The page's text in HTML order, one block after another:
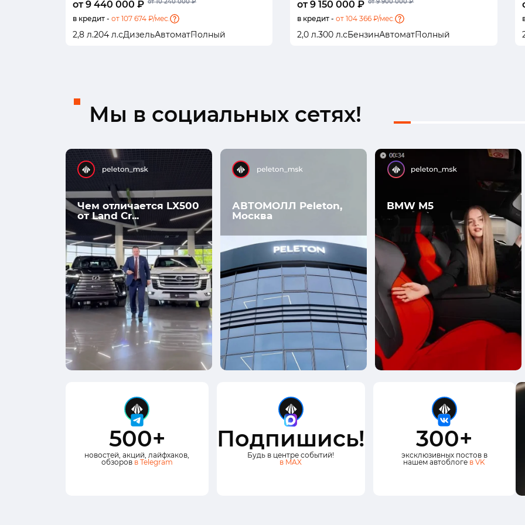
от 9 440 000 ₽
в кредит - от 107 674 ₽/мес.
2,8 л.204 л.сДизельАвтоматПолный
от 9 150 000 ₽
в кредит - от 104 366 ₽/мес.
2,0 л.300 л.сБензинАвтоматПолный
Мы в социальных сетях!
Чем отличается LX500
от Land Cr...
АВТОМОЛЛ Peleton,
Москва
BMW M5
500+
новостей, акций, лайфхаков,
обзоров в Telegram
Подпишись!
Будь в центре событий!
в MAX
300+
эксклюзивных постов в
нашем автоблоге в VK